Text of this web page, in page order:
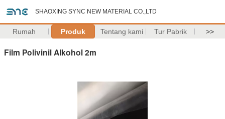
SHAOXING SYNC NEW MATERIAL CO.,LTD
Rumah Produk Tentang kami Tur Pabrik >>
Film Polivinil Alkohol 2m